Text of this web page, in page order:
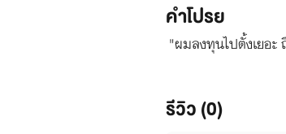
คำโปรย
"ผมลงทุนไปตั้งเยอะ
รีวิว (0)